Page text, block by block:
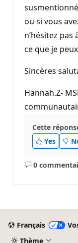
ou si vous
n’hésitez pas
ce que je
Sincères
Hannah.Z-
Cette
Yes
0
Aucun
Français
Thème